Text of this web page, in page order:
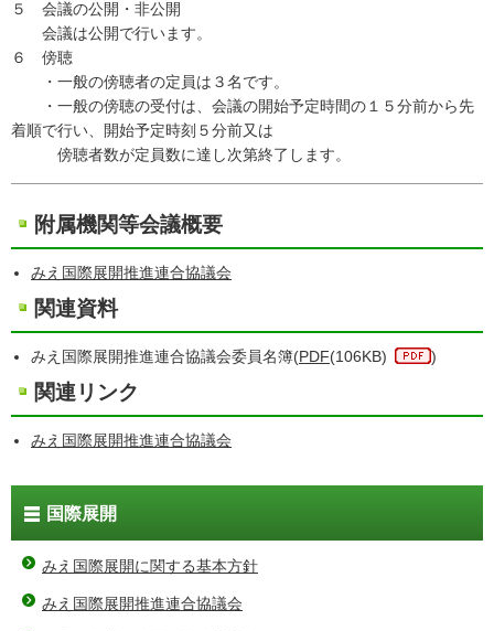
５ 会議の公開・非公開
会議は公開で行います。
６ 傍聴
・一般の傍聴者の定員は３名です。
・一般の傍聴の受付は、会議の開始予定時間の１５分前から先
着順で行い、開始予定時刻５分前又は
傍聴者数が定員数に達し次第終了します。
附属機関等会議概要
みえ国際展開推進連合協議会
関連資料
みえ国際展開推進連合協議会委員名簿(PDF(106KB) )
関連リンク
みえ国際展開推進連合協議会
国際展開
みえ国際展開に関する基本方針
みえ国際展開推進連合協議会